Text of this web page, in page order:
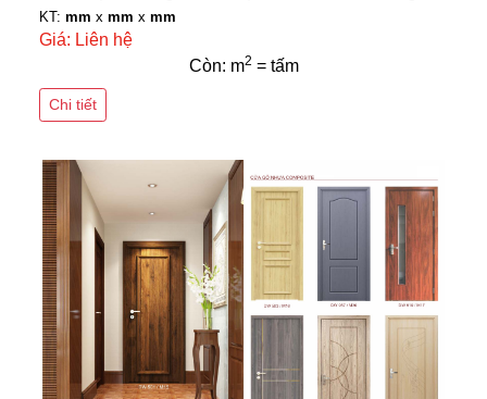
KT: mm x mm x mm
Giá: Liên hệ
Còn: m2 = tấm
Chi tiết